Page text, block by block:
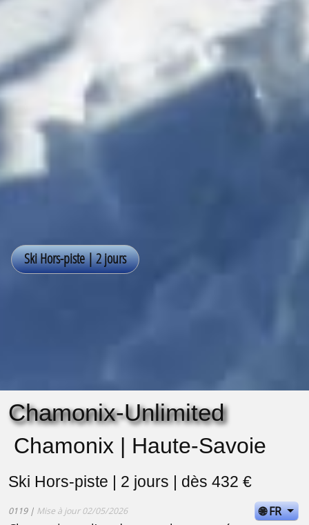
Chamonix-Unlimited
Chamonix | Haute-Savoie
Ski Hors-piste | 2 jours | dès 432 €
0119 | Mise à jour 02/05/2026 🌐 FR